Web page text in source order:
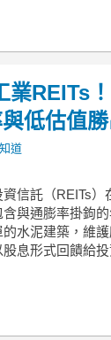
業REITs
低估值
道
信託（REITs
與通膨率掛鉤
水泥建築，維
息形式回饋給